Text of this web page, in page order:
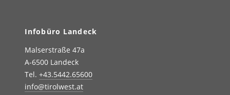
Infobüro Landeck
Malserstraße 47a
A-6500 Landeck
Tel. +43.5442.65600
info@tirolwest.at